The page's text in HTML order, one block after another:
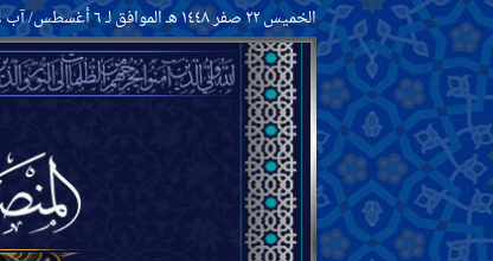
الخميس ٢٢ صفر ١٤٤٨ هـ الموافق لـ ٦ أغسطس/ آب ٢٠٢٦ م